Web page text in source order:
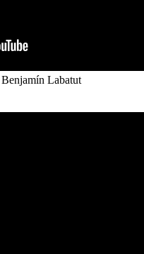
Labatut